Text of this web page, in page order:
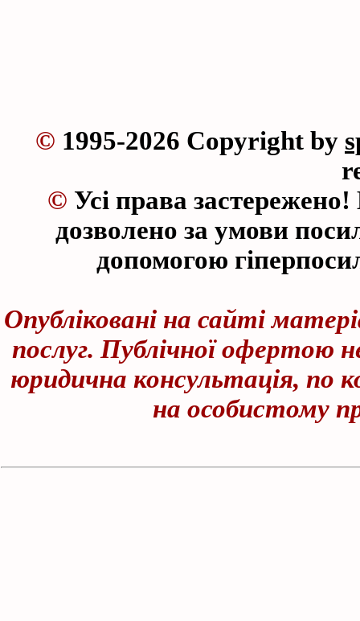
© 1995-2026 Copyright by
© Усі права
дозволено за умови
допомогою
Опубліковані на сайті
послуг. Публічної офертою
юридична консультація, по
на особистому